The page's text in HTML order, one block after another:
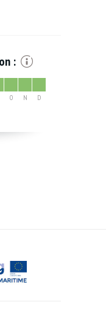
:
O N D